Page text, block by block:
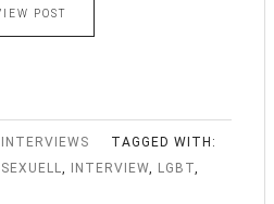
POST
INTERVIEWS
TAGGED WITH:
, INTERVIEW, LGBT,